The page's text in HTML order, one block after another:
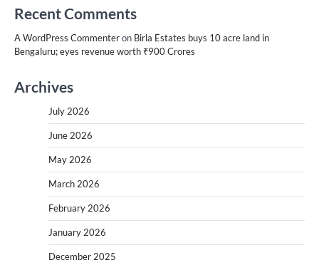
Recent Comments
A WordPress Commenteron Birla Estates buys 10 acre land in
Bengaluru; eyes revenue worth ₹900 Crores
Archives
July 2026
June 2026
May 2026
March 2026
February 2026
January 2026
December 2025